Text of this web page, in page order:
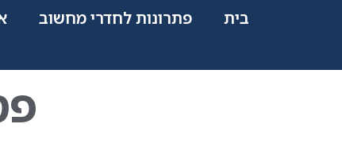
בית פתרונות לחדרי מחשוב